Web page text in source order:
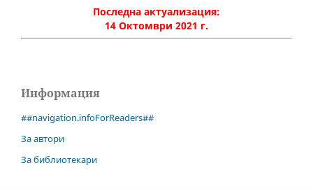
Последна актуализация:
14 Октомври 2021 г.
Информация
##navigation.infoForReaders##
За автори
За библиотекари